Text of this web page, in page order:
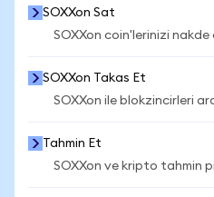
SOXXon Sat
SOXXon coin'lerinizi nakde
SOXXon Takas Et
SOXXon ile blokzincirleri
Tahmin Et
SOXXon ve kripto tahmin